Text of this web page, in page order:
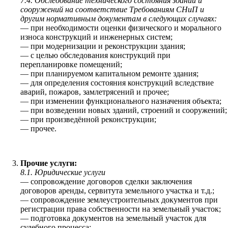
сооружений на соответствие Требованиям СНиП и
другим нормативным документам в следующих случаях:
— при необходимости оценки физического и морального
износа конструкций и инженерных систем;
— при модернизации и реконструкции здания;
— с целью обследования конструкций при
перепланировке помещений;
— при планируемом капитальном ремонте здания;
— для определения состояния конструкций вследствие
аварий, пожаров, замлетрясений и прочее;
— при изменении функционального назначения объекта;
— при возведении новых зданий, строений и сооружений;
— при произведённой реконструкции;
— прочее.
Прочие услуги:
8.1. Юридические услуги
— сопровождение договоров сделки заключения
договоров аренды, сервитута земельного участка и т.д.;
— сопровождение землеустроительных документов при
регистрации права собственности на земельный участок;
— подготовка документов на земельный участок для